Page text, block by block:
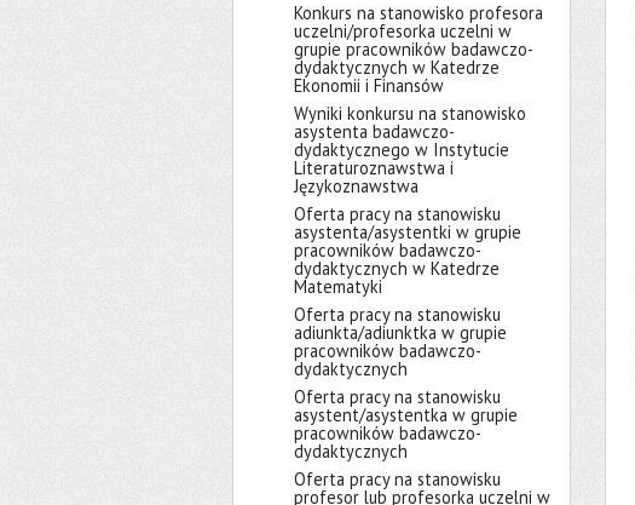
Konkurs na stanowisko profesora
uczelni/profesorka uczelni w
grupie pracowników badawczo-
dydaktycznych w Katedrze
Ekonomii i Finansów
Wyniki konkursu na stanowisko
asystenta badawczo-
dydaktycznego w Instytucie
Literaturoznawstwa i
Językoznawstwa
Oferta pracy na stanowisku
asystenta/asystentki w grupie
pracowników badawczo-
dydaktycznych w Katedrze
Matematyki
Oferta pracy na stanowisku
adiunkta/adiunktka w grupie
pracowników badawczo-
dydaktycznych
Oferta pracy na stanowisku
asystent/asystentka w grupie
pracowników badawczo-
dydaktycznych
Oferta pracy na stanowisku
profesor lub profesorka uczelni w